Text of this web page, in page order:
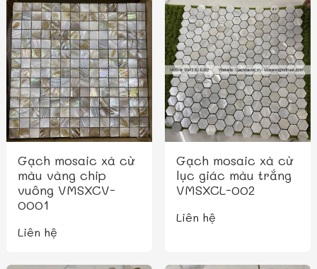
Gạch mosaic xà cừ
màu vàng chip
vuông VMSXCV-
0001
Liên hệ
Gạch mosaic xà cừ
lục giác màu trắng
VMSXCL-002
Liên hệ